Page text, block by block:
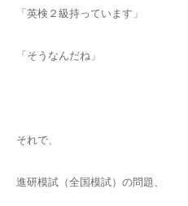
「英検２級持っています」
「そうなんだね」
それで、
進研模試（全国模試）の問題、